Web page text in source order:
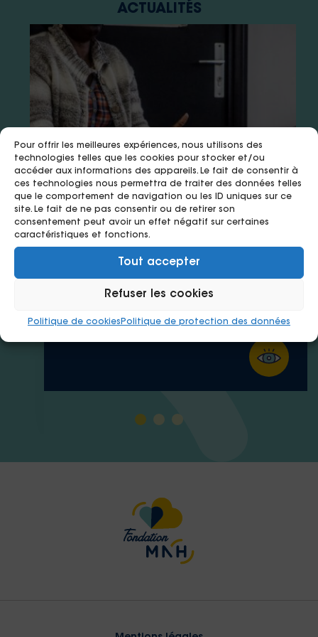
Pour offrir les meilleures expériences, nous utilisons des
technologies telles que les cookies pour stocker et/ou
accéder aux informations des appareils. Le fait de consentir à
ces technologies nous permettra de traiter des données telles
que le comportement de navigation ou les ID uniques sur ce
site. Le fait de ne pas consentir ou de retirer son
consentement peut avoir un effet négatif sur certaines
caractéristiques et fonctions.
Tout accepter
Refuser les cookies
Politique de cookies Politique de protection des données
ACTUALITÉS
15 juillet 2026
VIH : la médiation en santé, un
appui précieux pour les soignants
8 juillet 2026
Infographie « professionnels de
santé » de l’évaluation d’impact
social du projet Med-Ika
8 juillet 2026
Infographie « patients » de
l’évaluation d’impact social du
projet Med-Ika d’Ikambere